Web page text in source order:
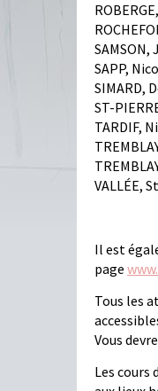
SAMSON,
SAPP,
SIMARD,
ST-
TARDIF,
VALLÉE,
Il est
page
Tous les
Vous
Les cours